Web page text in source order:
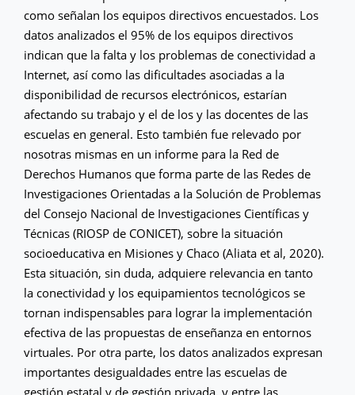
como señalan los equipos directivos encuestados. Los
datos analizados el 95% de los equipos directivos
indican que la falta y los problemas de conectividad a
Internet, así como las dificultades asociadas a la
disponibilidad de recursos electrónicos, estarían
afectando su trabajo y el de los y las docentes de las
escuelas en general. Esto también fue relevado por
nosotras mismas en un informe para la Red de
Derechos Humanos que forma parte de las Redes de
Investigaciones Orientadas a la Solución de Problemas
del Consejo Nacional de Investigaciones Científicas y
Técnicas (RIOSP de CONICET), sobre la situación
socioeducativa en Misiones y Chaco (Aliata et al, 2020).
Esta situación, sin duda, adquiere relevancia en tanto
la conectividad y los equipamientos tecnológicos se
tornan indispensables para lograr la implementación
efectiva de las propuestas de enseñanza en entornos
virtuales. Por otra parte, los datos analizados expresan
importantes desigualdades entre las escuelas de
gestión estatal y de gestión privada, y entre las